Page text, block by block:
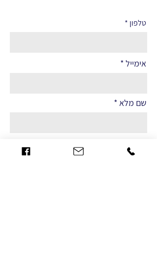
טלפון
אימייל
שם מלא